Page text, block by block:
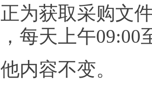
为获取采购文
每天上午09:00
内容不变。